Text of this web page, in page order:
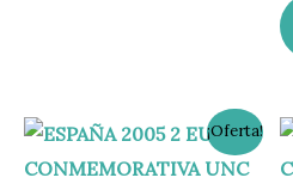
¡Oferta!
El
precio
original
El
precio
actual